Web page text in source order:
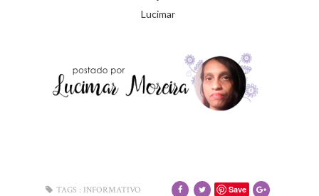
Lucimar
Save
TAGS : INFORMATIVO